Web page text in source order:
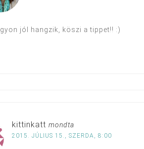
jól hangzik, köszi a tippet!! :)
kittinkatt mondta
2015. JÚLIUS 15., SZERDA, 8:00